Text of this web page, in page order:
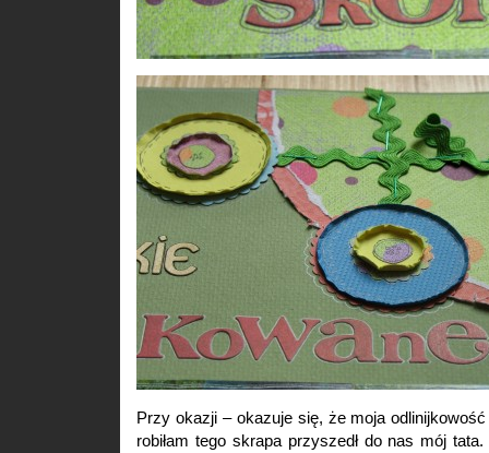
Przy okazji – okazuje się, że moja
robiłam tego skrapa przyszedł do nas mój